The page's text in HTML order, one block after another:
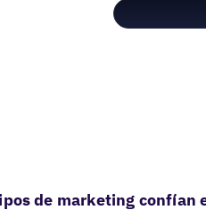
de marketing